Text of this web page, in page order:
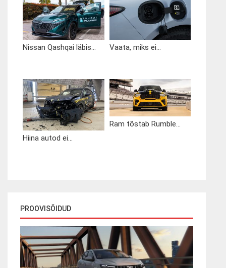
Nissan Qashqai läbis... Vaata, miks ei...
Hiina autod ei...
Ram tõstab Rumble...
PROOVISÕIDUD